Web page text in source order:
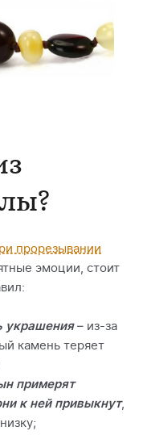
прорезывании
эмоции, стоит
украшения– из-за
камень теряет
примерят
к ней привыкнут,